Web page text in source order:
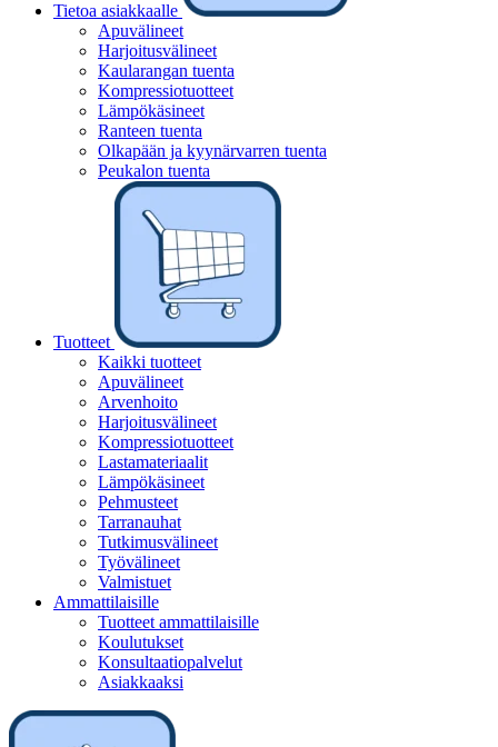
Tietoa asiakkaalle
Apuvälineet
Harjoitusvälineet
Kaularangan tuenta
Kompressiotuotteet
Lämpökäsineet
Ranteen tuenta
Olkapään ja kyynärvarren tuenta
Peukalon tuenta
Tuotteet
Kaikki tuotteet
Apuvälineet
Arvenhoito
Harjoitusvälineet
Kompressiotuotteet
Lastamateriaalit
Lämpökäsineet
Pehmusteet
Tarranauhat
Tutkimusvälineet
Työvälineet
Valmistuet
Ammattilaisille
Tuotteet ammattilaisille
Koulutukset
Konsultaatiopalvelut
Asiakkaaksi